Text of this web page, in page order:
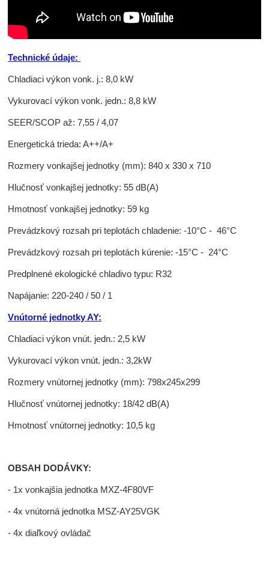
Technické údaje:
Chladiaci výkon vonk. j.: 8,0 kW
Vykurovací výkon vonk. jedn.: 8,8 kW
SEER/SCOP až: 7,55 / 4,07
Energetická trieda: A++/A+
Rozmery vonkajšej jednotky (mm): 840 x 330 x 710
Hlučnosť vonkajšej jednotky: 55 dB(A)
Hmotnosť vonkajšej jednotky: 59 kg
Prevádzkový rozsah pri teplotách chladenie: -10°C - 46°C
Prevádzkový rozsah pri teplotách kúrenie: -15°C - 24°C
Predplnené ekologické chladivo typu: R32
Napájanie: 220-240 / 50 / 1
Vnútorné jednotky AY:
Chladiaci výkon vnút. jedn.: 2,5 kW
Vykurovací výkon vnút. jedn.: 3,2kW
Rozmery vnútornej jednotky (mm): 798x245x299
Hlučnosť vnútornej jednotky: 18/42 dB(A)
Hmotnosť vnútornej jednotky: 10,5 kg
OBSAH DODÁVKY:
- 1x vonkajšia jednotka MXZ-4F80VF
- 4x vnútorná jednotka MSZ-AY25VGK
- 4x diaľkový ovládač